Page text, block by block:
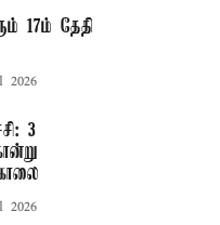
17ம் தேதி
2026
3
2026